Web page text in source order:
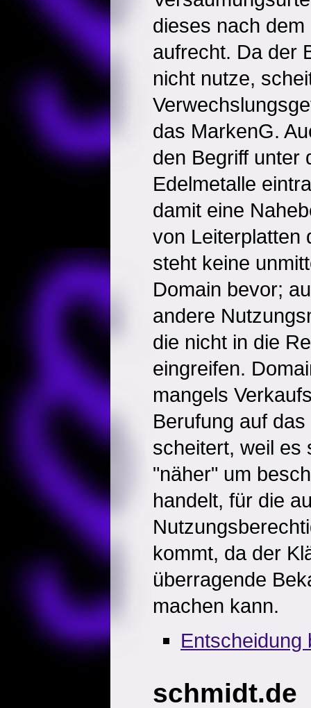
dieses nach
aufrecht. Da der
nicht nutze,
das MarkenG.
den Begriff unter
Edelmetalle
damit eine
von Leiterplatten
steht keine
Domain bevor;
andere
die nicht in die
eingreifen.
mangels
Berufung auf
scheitert, weil es
"näher" um
handelt, für die
kommt, da der
überragende
machen kann.
Entscheidung
schmidt.de